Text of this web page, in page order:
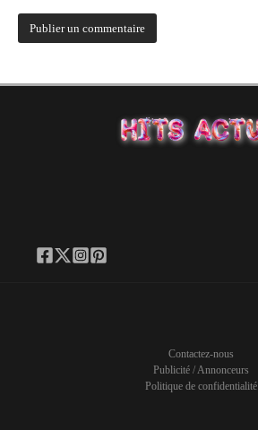
Contactez-nous
Publicité / Annonceurs
Politique de confidentialité